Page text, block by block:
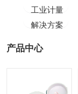
工业计量
解决方案
产品中心